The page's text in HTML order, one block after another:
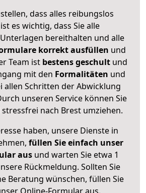
dass alles reibungslos
es wichtig, dass Sie alle
bereithalten und alle
korrekt ausfüllen und
Team ist bestens geschult und
mit den Formalitäten und
allen Schritten der Abwicklung
unseren Service können Sie
nach Brest umziehen.
haben, unsere Dienste in
füllen Sie einfach unser
ausund warten Sie etwa 1
Rückmeldung. Sollten Sie
Beratung wünschen, füllen Sie